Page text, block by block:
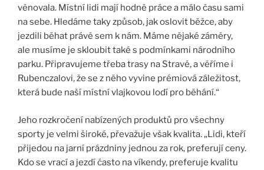
věnovala. Místní lidi mají hodně práce a málo času sami
na sebe. Hledáme taky způsob, jak oslovit běžce, aby
jezdili běhat právě sem k nám. Máme nějaké záměry,
ale musíme je skloubit také s podmínkami národního
parku. Připravujeme třeba trasy na Stravě, a věříme i
Rubenczalovi, že se z něho vyvine prémiová záležitost,
která bude naší místní vlajkovou lodí pro běhání.“
Jeho rozkročení nabízených produktů pro všechny
sporty je velmi široké, převažuje však kvalita. „Lidi, kteří
přijedou na jarní prázdniny jednou za rok, preferují ceny.
Kdo se vrací a jezdí často na víkendy, preferuje kvalitu